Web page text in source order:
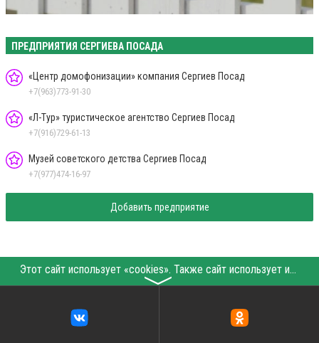
ПРЕДПРИЯТИЯ СЕРГИЕВА ПОСАДА
«Центр домофонизации» компания Сергиев Посад
+7(963)773-91-30
«Л-Тур» туристическое агентство Сергиев Посад
+7(916)729-61-13
Музей советского детства Сергиев Посад
+7(977)474-16-97
Добавить предприятие
Этот сайт использует «cookies». Также сайт использует интернет-сервис для сбора технических данных касательно посетителей с целью получения маркетинговой и статистической информации. Условия обработки данных посетителей сайта см.
〉